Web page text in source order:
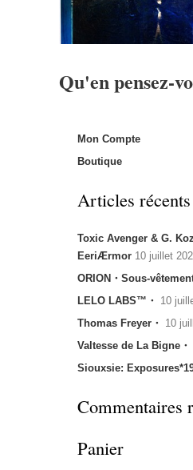
Qu'en pensez-
Mon Compte
Boutique
Articles récents
Toxic Avenger & G.
EeriÆrmor 10 juillet
ORION・Sous-
LELO LABS™・ 10
Thomas Freyer・ 10
Valtesse de La Bigne・
Siouxsie:
Commentaires
Panier